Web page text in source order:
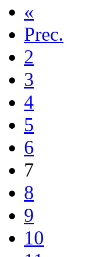
«
Prec.
2
3
4
5
6
7
8
9
10